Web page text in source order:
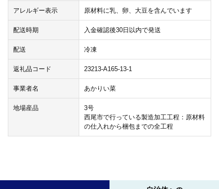
アレルギー表示 原材料に乳、卵、大豆を含んでいます
配送時期 入金確認後30日以内で発送
配送 冷凍
返礼品コード 23213-A165-13-1
事業者名 あかりい菜
地場産品
3号
西尾市で行っている製造加工工程：原材料
の仕入れから梱包までの全工程